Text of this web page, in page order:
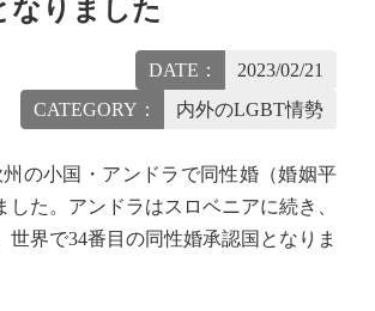
なりました
DATE：
2023/02/21
CATEGORY：
内外のLGBT情勢
の小国・アンドラで同性婚（婚姻平
した。アンドラはスロベニアに続き、
世界で34番目の同性婚承認国となりま